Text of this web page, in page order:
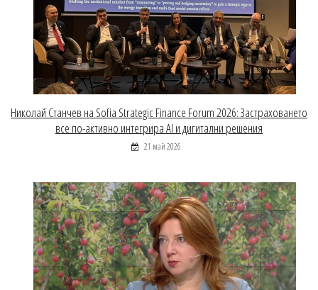
Николай Станчев на Sofia Strategic Finance Forum 2026: Застраховането
все по-активно интегрира AI и дигитални решения
21 май 2026